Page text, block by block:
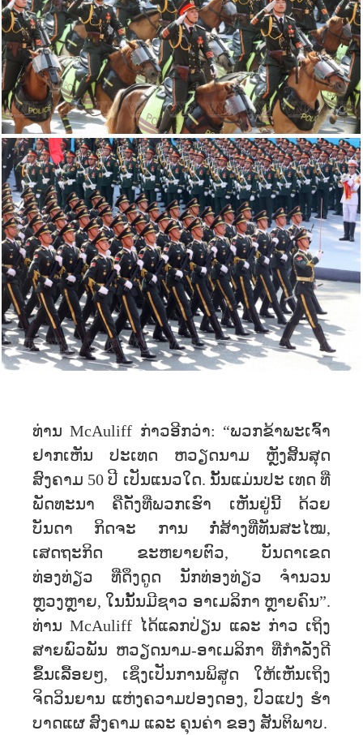
ທ່ານ McAuliff ກ່າວອີກວ່າ: “ພວກຂ້າພະເຈົ້າ
ຢາກເຫັນ ປະເທດ ຫວຽດນາມ ຫຼັງສິ້ນສຸດ
ສົງຄາມ 50 ປີ ເປັນແນວໃດ. ນັ້ນແມ່ນປະ ເທດ ທີ່
ພັດທະນາ ຄືດັ່ງທີ່ພວກເຮົາ ເຫັນຢູ່ນີ້ ດ້ວຍ
ບັນດາ ກິດຈະ ການ ກໍ່ສ້າງທີ່ທັນສະໄໝ,
ເສດຖະກິດ ຂະຫຍາຍຕົວ, ບັນດາເຂດ
ທ່ອງທ່ຽວ ທີ່ດຶງດູດ ນັກທ່ອງທ່ຽວ ຈໍານວນ
ຫຼວງຫຼາຍ, ໃນນັ້ນມີຊາວ ອາເມລິກາ ຫຼາຍຄົນ”.
ທ່ານ McAuliff ໄດ້ແລກປ່ຽນ ແລະ ກ່າວ ເຖິງ
ສາຍພົວພັນ ຫວຽດນາມ-ອາເມລິກາ ທີ່ກໍາລັງດີ
ຂຶ້ນເລື້ອຍໆ, ເຊິ່ງເປັນການພິສູດ ໃຫ້ເຫັນເຖິງ
ຈິດວິນຍານ ແຫ່ງຄວາມປອງດອງ, ປົວແປງ ຮຳ
ບາດແຜ ສົງຄາມ ແລະ ຄຸນຄ່າ ຂອງ ສັນຕິພາບ.